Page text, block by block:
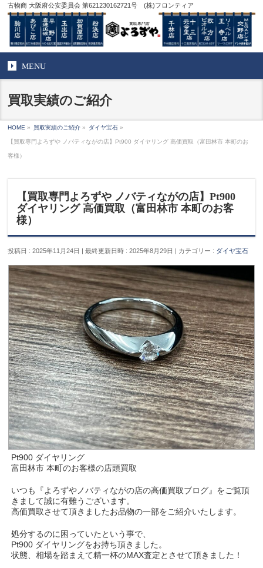
古物商 大阪府公安委員会 第621230162721号 (株)フロンティア
MENU
買取実績のご紹介
HOME » 買取実績のご紹介 » ダイヤ宝石 »
【買取専門よろずや ノバティながの店】Pt900 ダイヤリング 高価買取（富田林市 本町のお
客様）
【買取専門よろずや ノバティながの店】Pt900
ダイヤリング 高価買取（富田林市 本町のお客
様）
投稿日 : 2025年11月24日 最終更新日時 : 2025年8月29日 カテゴリー : ダイヤ宝石
Pt900 ダイヤリング
富田林市 本町のお客様の店頭買取
いつも『よろずやノバティながの店の高価買取ブログ』をご覧頂
きまして誠に有難うございます。
高価買取させて頂きましたお品物の一部をご紹介いたします。
処分するのに困っていたという事で、
Pt900 ダイヤリングをお持ち頂きました。
状態、相場を踏まえて精一杯のMAX査定とさせて頂きました！